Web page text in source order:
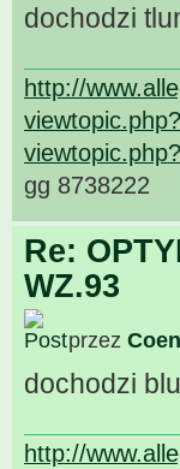
dochodzi
http://
gg 8738222
Re:
WZ.93
przez Coen
dochodzi
http://